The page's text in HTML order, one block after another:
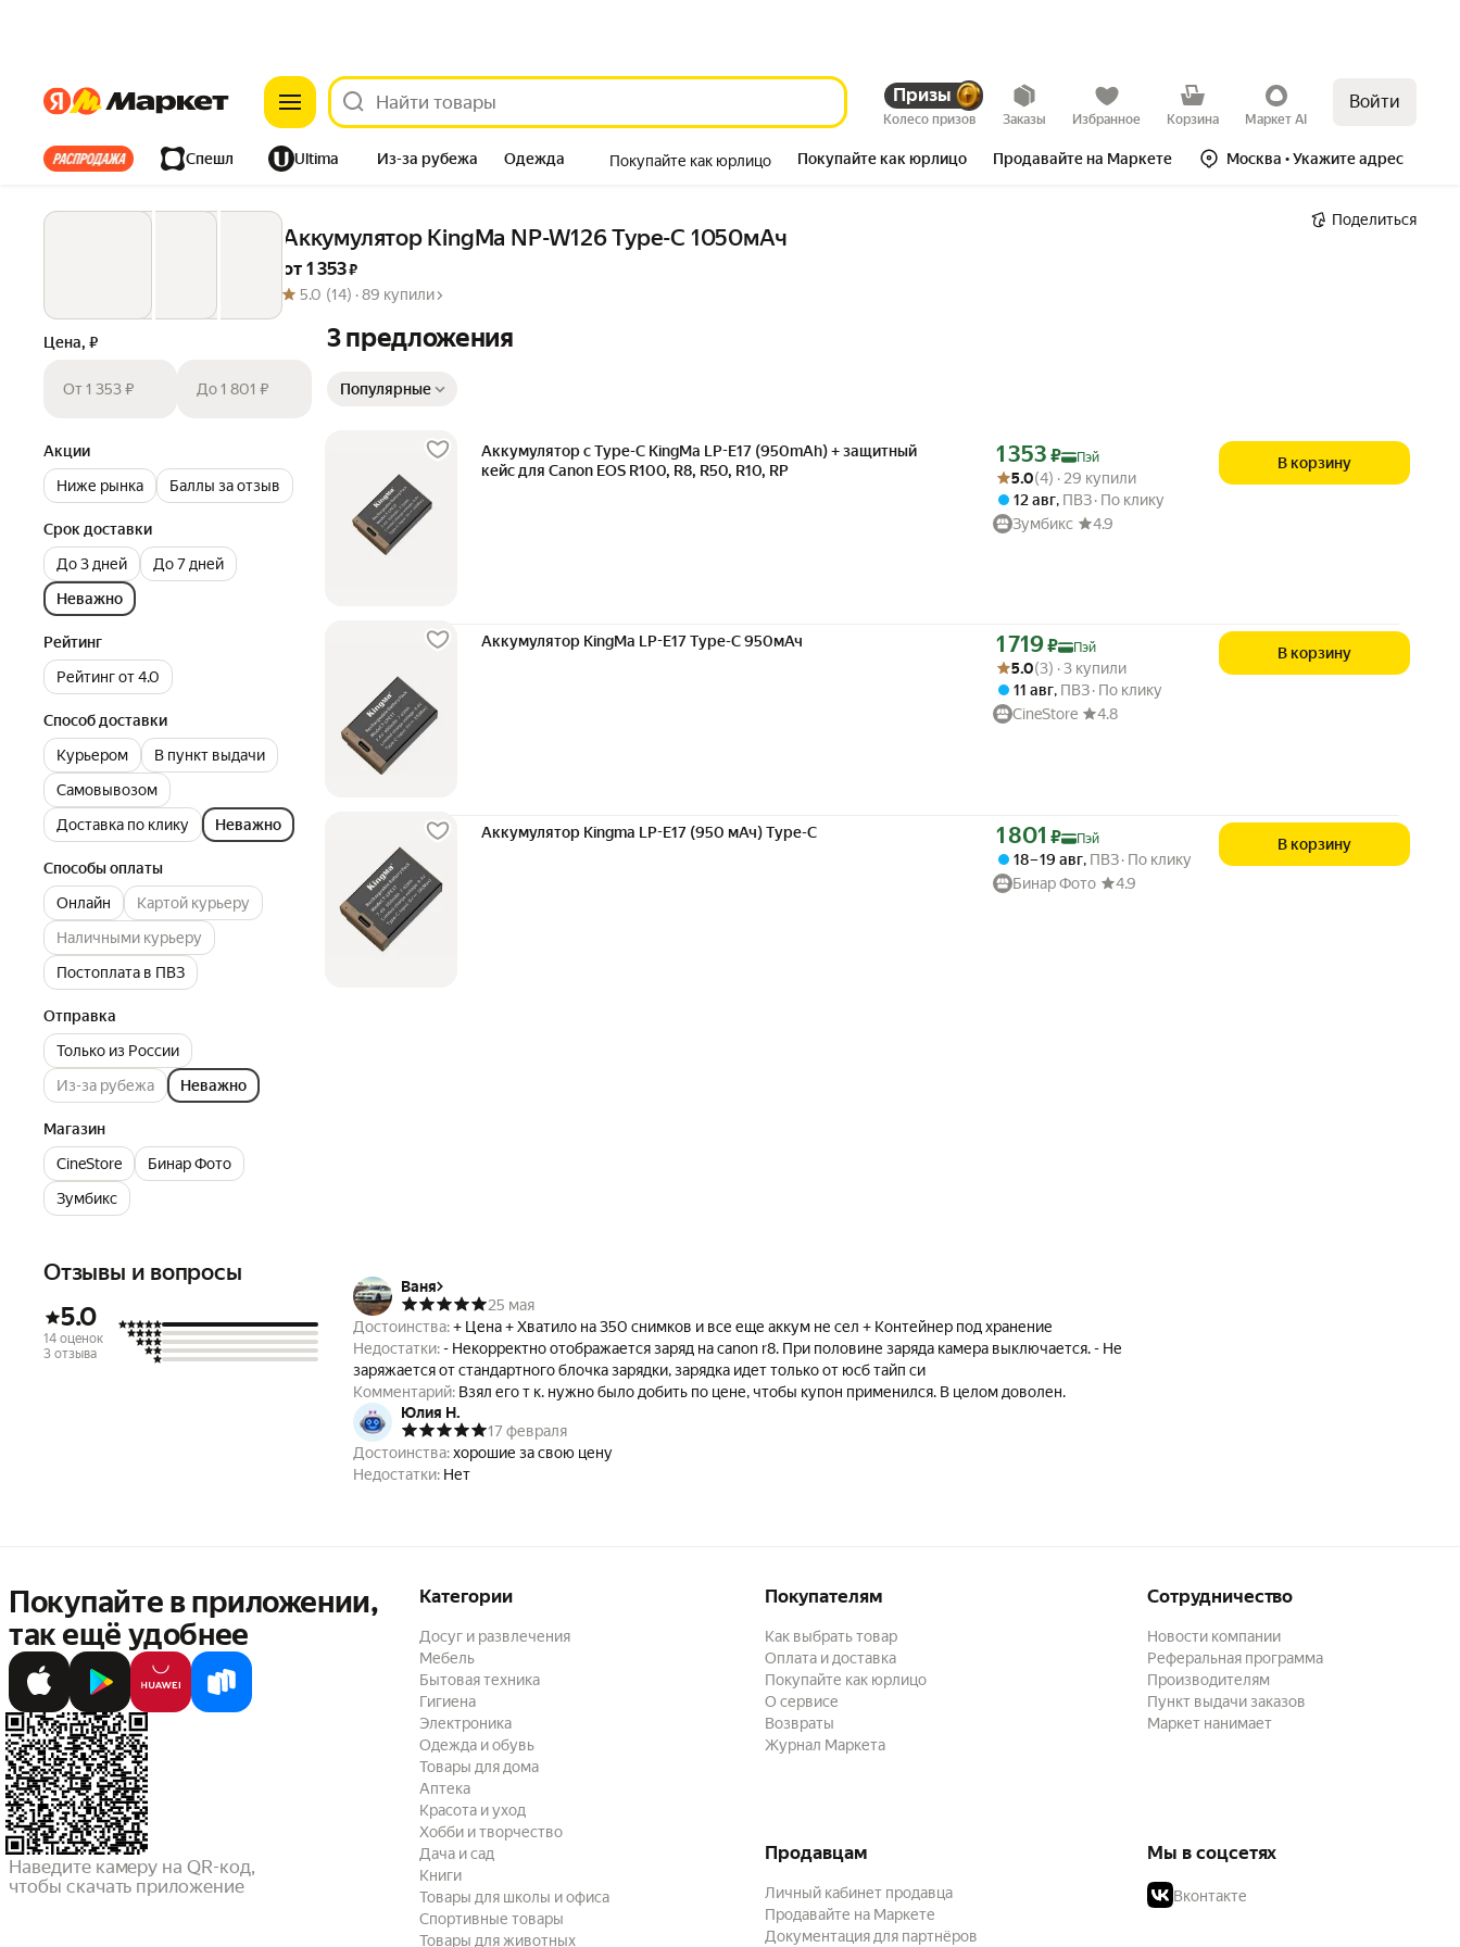
ЯндексЯндекс Призы
Колесо призов Заказы Избранное Корзина Маркет AI
Войти
Все хиты Спешл Ultima Из-за рубежа Одежда
Дом Ремонт Детям Красота
Покупайте как юрлицо Покупайте как юрлицо Продавайте на Маркете Москва • Укажите адрес
Аккумулятор KingMa NP-W126 Type-C 1050мАч
от 1 353 ₽
5.0 (14) ·89 купили
Поделиться
Цена, ₽
От 1 353 ₽ До 1 801 ₽
Акции
Ниже рынка
Баллы за отзыв
Срок доставки
До 3 дней
До 7 дней
Неважно
Рейтинг
Рейтинг от 4.0
Способ доставки
Курьером
В пункт выдачи
Самовывозом
Доставка по клику
Неважно
Способы оплаты
Онлайн
Картой курьеру
Наличными курьеру
Постоплата в ПВЗ
Отправка
Только из России
Из-за рубежа
Неважно
Магазин
CineStore
Бинар Фото
Зумбикс
3 предложения
Популярные
Аккумулятор c Type-C KingMa LP-E17 (950mAh) + защитный
кейс для Canon EOS R100, R8, R50, R10, RP
Цена с картой Яндекс Пэй 1353 ₽ вместо
1 353 ₽
Пэй
Рейтинг товара: 5.0 из 5
Оценок: (4) · 29 купили
5.0(4) · 29 купили
12 авг, ПВЗ По клику
Зумбикс
4.9
В корзину
Аккумулятор KingMa LP-E17 Type-C 950мАч Цена с картой Яндекс Пэй 1719 ₽ вместо
1 719₽
Пэй
Рейтинг товара: 5.0 из 5
Оценок: (3) · 3 купили
5.0(3) · 3 купили
11 авг, ПВЗ По клику
CineStore
4.8
В корзину
Аккумулятор Kingma LP-E17 (950 мАч) Type-C Цена с картой Яндекс Пэй 1801 ₽ вместо
1 801 ₽ Пэй
18 – 19 авг, ПВЗ По клику
Бинар Фото
4.9
В корзину
Отзывы и вопросы
5.0
14 оценок
3 отзыва
Ваня
25 мая
Достоинства:+ Цена + Хватило на 350 снимков и все еще аккум не сел + Контейнер под хранение
Недостатки:- Некорректно отображается заряд на canon r8. При половине заряда камера выключается. - Не
заряжается от стандартного блочка зарядки, зарядка идет только от юсб тайп си
Комментарий: Взял его т к. нужно было добить по цене, чтобы купон применился. В целом доволен.
Юлия Н.
17 февраля
Достоинства:хорошие за свою цену
Недостатки: Нет
Покупайте в приложении,
так ещё удобнее
Наведите камеру на QR-код,
чтобы скачать приложение
Категории
Досуг и развлечения
Мебель
Бытовая техника
Гигиена
Электроника
Одежда и обувь
Товары для дома
Аптека
Красота и уход
Хобби и творчество
Дача и сад
Книги
Товары для школы и офиса
Спортивные товары
Товары для животных
Покупателям
Как выбрать товар
Оплата и доставка
Покупайте как юрлицо
О сервисе
Возвраты
Журнал Маркета
Сотрудничество
Новости компании
Реферальная программа
Производителям
Пункт выдачи заказов
Маркет нанимает
Продавцам
Личный кабинет продавца
Продавайте на Маркете
Документация для партнёров
Мы в соцсетях
Вконтакте